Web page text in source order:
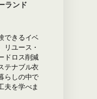
ランド
できるイベ
リユース・
ドロス削減
テナブル衣
らしの中で
夫を学べま